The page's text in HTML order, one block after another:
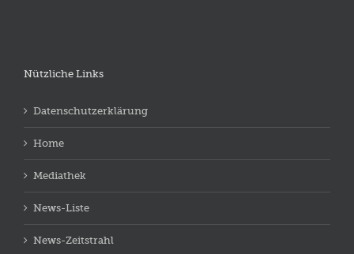
Nützliche Links
Datenschutzerklärung
Home
Mediathek
News-Liste
News-Zeitstrahl